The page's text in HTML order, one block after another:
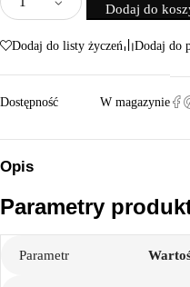
Dodaj do
Dodaj do listy życzeń Dodaj do
Dostępność W magazynie
Opis
Parametry
Parametr